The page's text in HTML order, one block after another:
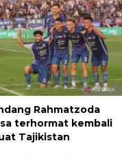
Rahmatzoda
terhormat kembali
Tajikistan